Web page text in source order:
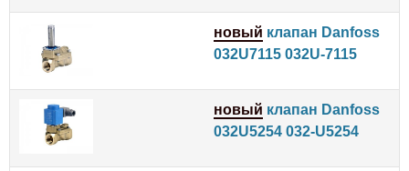
новый клапан Danfoss
032U7115 032U-7115
новый клапан Danfoss
032U5254 032-U5254